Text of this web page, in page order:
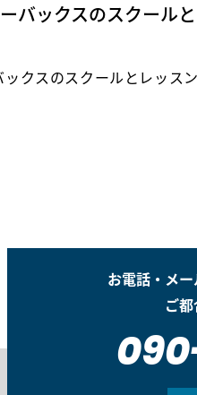
バックスのスクールと
クスのスクールとレッス
お電話・メ
ご